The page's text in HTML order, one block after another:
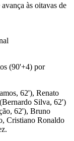
às oitavas de
(90'+4) por
62'), Renato
(Bernardo Silva, 62')
62'), Bruno
Cristiano Ronaldo